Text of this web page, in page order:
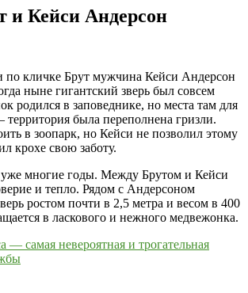
и Кейси Андерсон
по кличке Брут мужчина Кейси Андерсон
ныне гигантский зверь был совсем
родился в заповеднике, но места там для
была переполнена гризли.
в зоопарк, но Кейси не позволил этому
крохе свою заботу.
многие годы. Между Брутом и Кейси
и тепло. Рядом с Андерсоном
ростом почти в 2,5 метра и весом в 400
в ласкового и нежного медвежонка.